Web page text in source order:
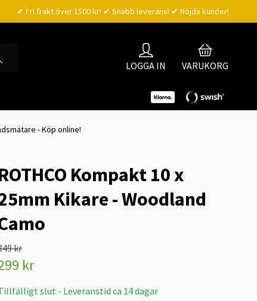
✔ Fri frakt över 1500 kr! ✔ Snabb leverans! ✔ Nöjda kunder!
LOGGA IN VARUKORG
- Köp online!
Kompakt 10 x
Kikare - Woodland
kr
kr
slut - Leveranstid ca 14 dagar